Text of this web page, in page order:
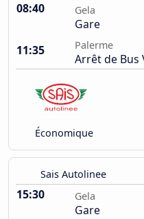
08:40 Gela
Gare
11:35
Palerme
Arrêt de Bus
Économique
Sais Autolinee
15:30 Gela
Gare